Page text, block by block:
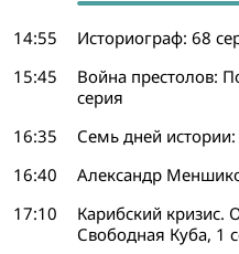
14:55
Историограф: 68
15:45
Война престолов:
серия
16:35
Семь дней
16:40
Александр
17:10
Карибский кризис.
Свободная Куба, 1